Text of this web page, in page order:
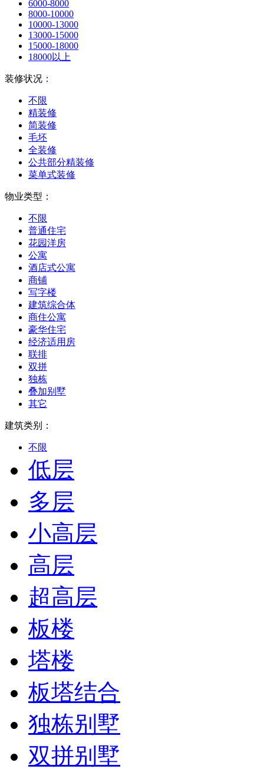
6000-8000
8000-10000
10000-13000
13000-15000
15000-18000
18000以上
装修状况：
不限
精装修
简装修
毛坯
全装修
公共部分精装修
菜单式装修
物业类型：
不限
普通住宅
花园洋房
公寓
酒店式公寓
商铺
写字楼
建筑综合体
商住公寓
豪华住宅
经济适用房
联排
双拼
独栋
叠加别墅
其它
建筑类别：
不限
低层
多层
小高层
高层
超高层
板楼
塔楼
板塔结合
独栋别墅
双拼别墅